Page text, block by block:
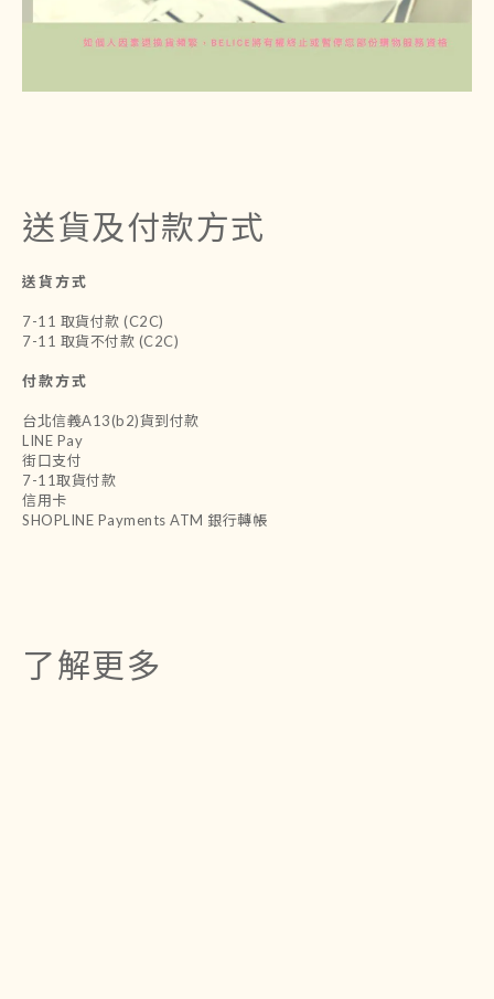
送貨及付款方式
送貨方式
7-11 取貨付款 (C2C)
7-11 取貨不付款 (C2C)
付款方式
台北信義A13(b2)貨到付款
LINE Pay
街口支付
7-11取貨付款
信用卡
SHOPLINE Payments ATM 銀行轉帳
了解更多